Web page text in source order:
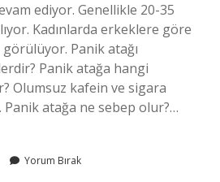
ediyor. Genellikle 20-35
Kadınlarda erkeklere göre
Panik atağı
Panik atağa hangi
Olumsuz kafein ve sigara
Panik atağa ne sebep olur?…
Yorum Bırak